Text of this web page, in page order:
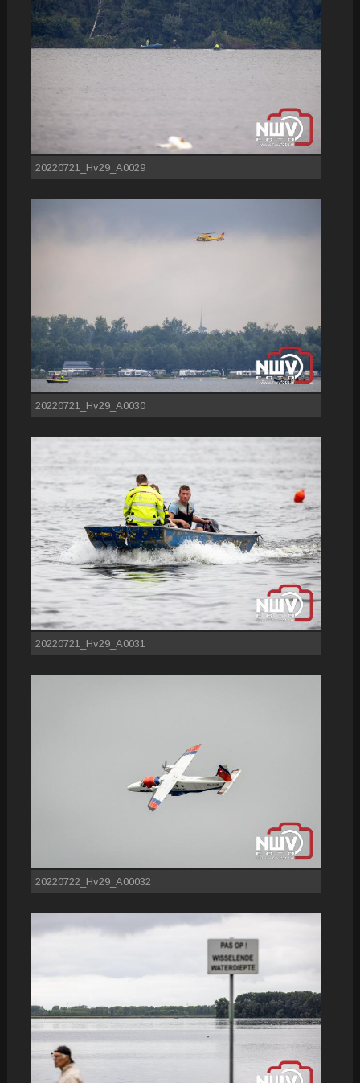
20220721_Hv29_A0029
20220721_Hv29_A0030
20220721_Hv29_A0031
20220722_Hv29_A00032